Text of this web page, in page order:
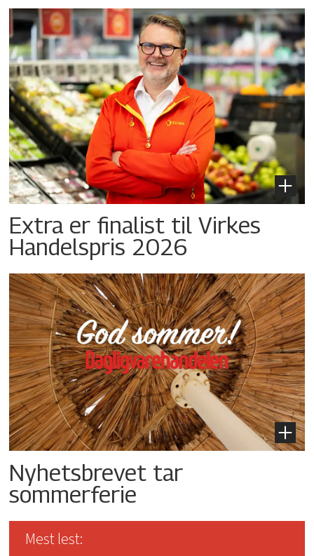
Extra er finalist til Virkes
Handelspris 2026
Nyhetsbrevet tar
sommerferie
Mest lest: